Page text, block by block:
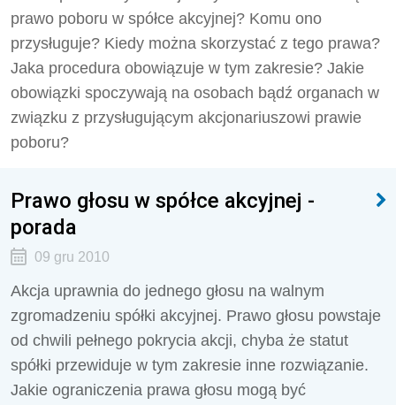
prawo poboru w spółce akcyjnej? Komu ono
przysługuje? Kiedy można skorzystać z tego prawa?
Jaka procedura obowiązuje w tym zakresie? Jakie
obowiązki spoczywają na osobach bądź organach w
związku z przysługującym akcjonariuszowi prawie
poboru?
Prawo głosu w spółce akcyjnej -
porada
09 gru 2010
Akcja uprawnia do jednego głosu na walnym
zgromadzeniu spółki akcyjnej. Prawo głosu powstaje
od chwili pełnego pokrycia akcji, chyba że statut
spółki przewiduje w tym zakresie inne rozwiązanie.
Jakie ograniczenia prawa głosu mogą być